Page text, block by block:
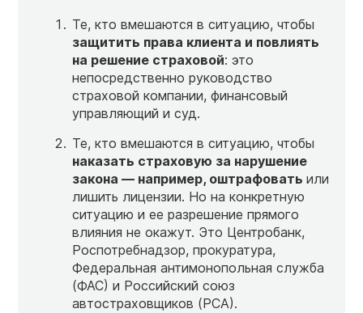
Те, кто вмешаются в ситуацию, чтобы
защитить права клиента и повлиять
на решение страховой: это
непосредственно руководство
страховой компании, финансовый
управляющий и суд.
Те, кто вмешаются в ситуацию, чтобы
наказать страховую за нарушение
закона — например, оштрафовать или
лишить лицензии. Но на конкретную
ситуацию и ее разрешение прямого
влияния не окажут. Это Центробанк,
Роспотребнадзор, прокуратура,
Федеральная антимонопольная служба
(ФАС) и Российский союз
автостраховщиков (РСА).